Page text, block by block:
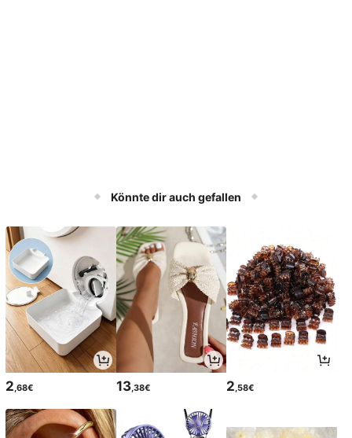
Könnte dir auch gefallen
2 ,68€ 13,38€ 2 ,58€